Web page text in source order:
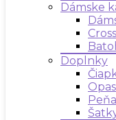
Dámske
Doplnky